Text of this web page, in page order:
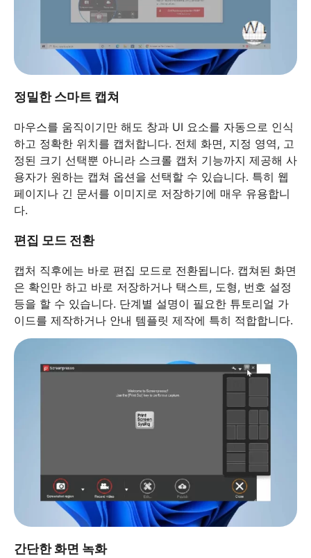
정밀한 스마트 캡쳐
마우스를 움직이기만 해도 창과 UI 요소를 자동으로 인식
하고 정확한 위치를 캡처합니다. 전체 화면, 지정 영역, 고
정된 크기 선택뿐 아니라 스크롤 캡처 기능까지 제공해 사
용자가 원하는 캡쳐 옵션을 선택할 수 있습니다. 특히 웹
페이지나 긴 문서를 이미지로 저장하기에 매우 유용합니
다.
편집 모드 전환
캡처 직후에는 바로 편집 모드로 전환됩니다. 캡쳐된 화면
은 확인만 하고 바로 저장하거나 택스트, 도형, 번호 설정
등을 할 수 있습니다. 단계별 설명이 필요한 튜토리얼 가
이드를 제작하거나 안내 템플릿 제작에 특히 적합합니다.
간단한 화면 녹화